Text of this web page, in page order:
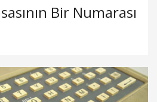
Bir Numarası